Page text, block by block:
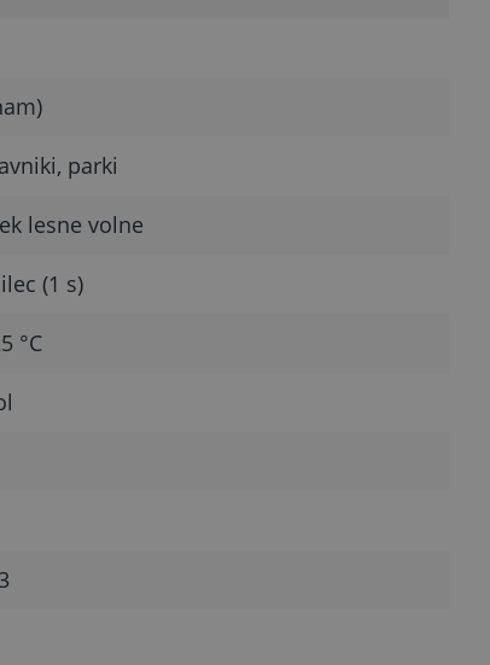
parki
lesne volne
(1 s)
°C